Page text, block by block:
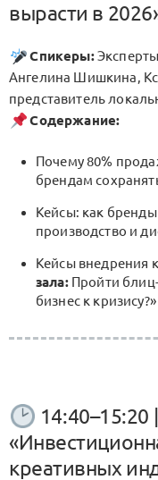
вырасти в
Спикеры:
Ангелина Шишкина,
представитель
Содержание:
Почему 80%
брендам
Кейсы: как
производство и
Кейсы внедрения
зала:Пройти блиц-
бизнес к
14:40–15:20
креативных